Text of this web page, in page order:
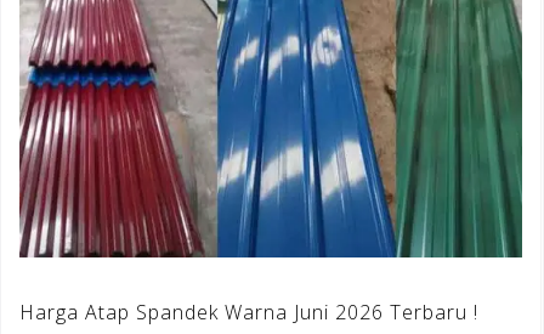
Harga Atap Spandek Warna Juni 2026 Terbaru !